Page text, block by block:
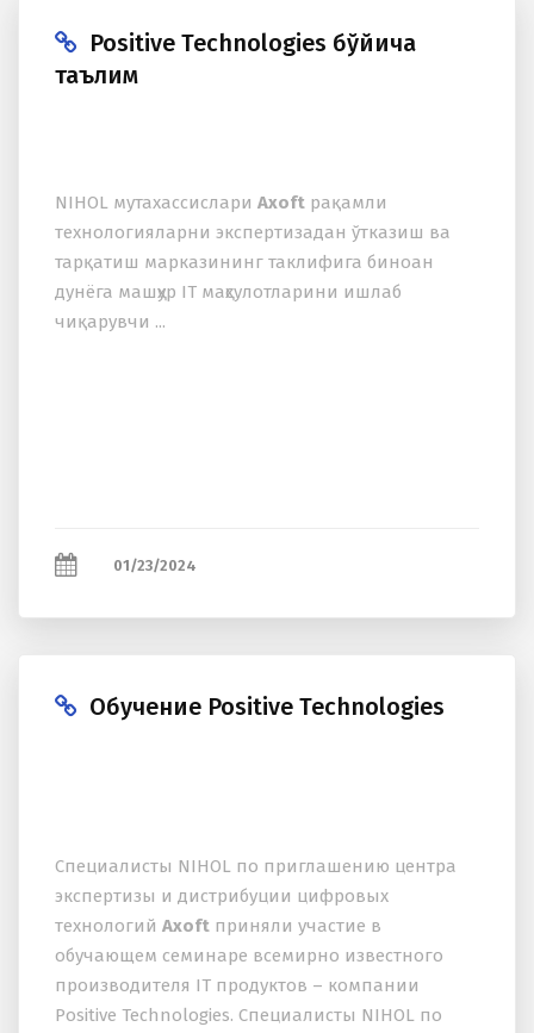
Positive Technologies бўйича
таълим
NIHOL мутаxассислари Axoft рақамли
теxнологияларни экспертизадан ўтказиш ва
тарқатиш марказининг таклифига биноан
дунёга машҳур IT маҳсулотларини ишлаб
чиқарувчи ...
01/23/2024
Обучение Positive Technologies
Специалисты NIHOL по приглашению центра
экспертизы и дистрибуции цифровых
технологий Axoft приняли участие в
обучающем семинаре всемирно известного
производителя IT продуктов – компании
Positive Technologies. Специалисты NIHOL по